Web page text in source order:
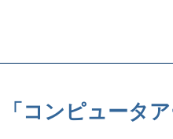
「コンピュータ